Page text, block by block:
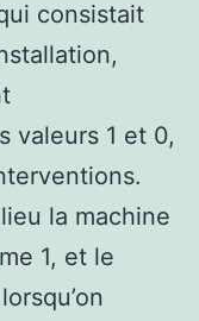
consistait
valeurs 1 et 0,
la machine
1, et le